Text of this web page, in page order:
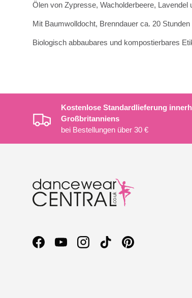
Ölen von Zypresse, Wacholderbeere, Lavendel
Mit Baumwolldocht, Brenndauer ca. 20 Stunden
Biologisch abbaubares und kompostierbares
Kostenlose Standardlieferung
Großbritanniens
bei Bestellungen über 30 €
FacebookYouTubeInstagramTikTokPinterest